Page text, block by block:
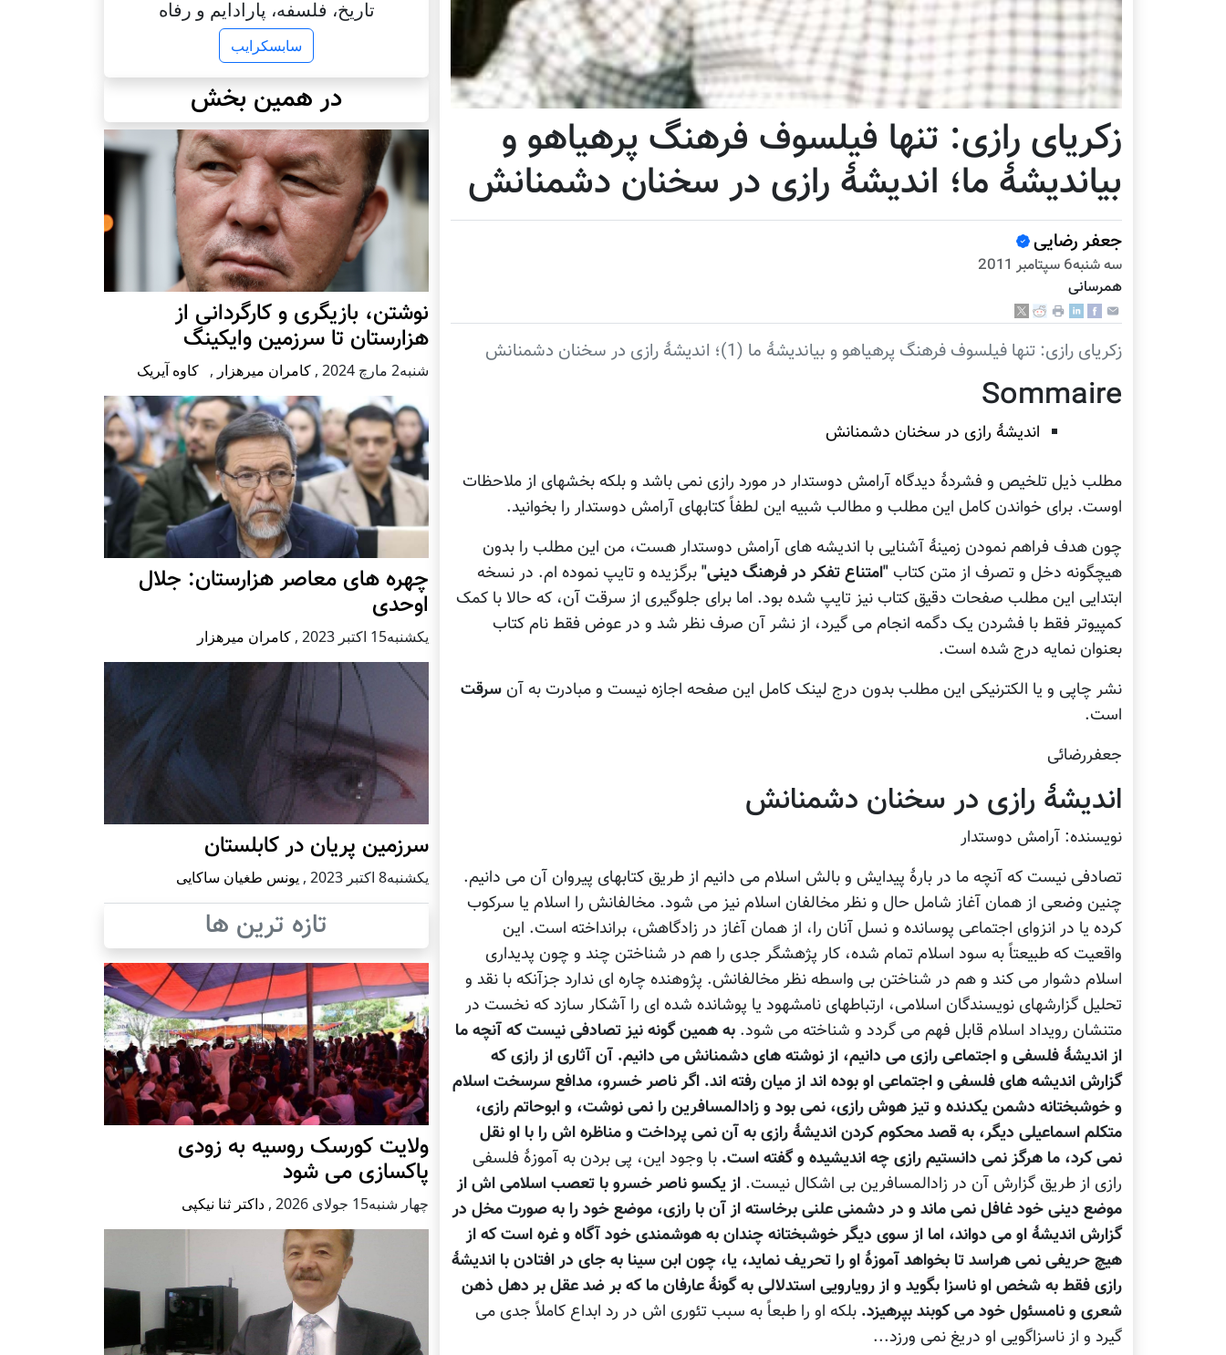
زکریای رازی: تنها فیلسوف فرهنگ پرهیاهو و
بی‏اندیشۀ ما؛ اندیشۀ رازی در سخنان دشمنانش
جعفر رضایی
سه شنبه6 سپتامبر 2011
همرسانی
زکریای رازی: تنها فیلسوف فرهنگ پرهیاهو و بی‏اندیشۀ ما (1)؛ اندیشۀ رازی در سخنان دشمنانش
Sommaire
اندیشۀ رازی در سخنان دشمنانش
مطلب ذیل تلخیص و فشردۀ دیدگاه آرامش دوستدار در مورد رازی نمی باشد و بلکه بخشهای از ملاحظات
اوست. برای خواندن کامل این مطلب و مطالب شبیه این لطفاً کتابهای آرامش دوستدار را بخوانید.
چون هدف فراهم نمودن زمینۀ آشنایی با اندیشه های آرامش دوستدار هست، من این مطلب را بدون
هیچگونه دخل و تصرف از متن کتاب "امتناع تفکر در فرهنگ دینی"برگزیده و تایپ نموده ام. در نسخه
ابتدایی این مطلب صفحات دقیق کتاب نیز تایپ شده بود. اما برای جلوگیری از سرقت آن، که حالا با کمک
کمپیوتر فقط با فشردن یک دگمه انجام می گیرد، از نشر آن صرف نظر شد و در عوض فقط نام کتاب
بعنوان نمایه درج شده است.
نشر چاپی و یا الکترنیکی این مطلب بدون درج لینک کامل این صفحه اجازه نیست و مبادرت به آن سرقت
است.
جعفررضائی
اندیشۀ رازی در سخنان دشمنانش
نویسنده: آرامش دوستدار
تصادفی نیست که آنچه ما در بارۀ پیدایش و بالش اسلام می دانیم از طریق کتابهای پیروان آن می دانیم.
چنین وضعی از همان آغاز شامل حال و نظر مخالفان اسلام نیز می شود. مخالفانش را اسلام یا سرکوب
کرده یا در انزوای اجتماعی پوسانده و نسل آنان را، از همان آغاز در زادگاهش، برانداخته است. این
واقعیت که طبیعتاً به سود اسلام تمام شده، کار پژهشگر جدی را هم در شناختن چند و چون پدیداری
اسلام دشوار می کند و هم در شناختن بی واسطه نظر مخالفانش. پژوهنده چاره ای ندارد جزآنکه با نقد و
تحلیل گزارشهای نویسندگان اسلامی، ارتباطهای نامشهود یا پوشانده شده ای را آشکار سازد که نخست در
متنشان رویداد اسلام قابل فهم می گردد و شناخته می شود. به همین گونه نیز تصادفی نیست که آنچه ما
از اندیشۀ فلسفی و اجتماعی رازی می دانیم، از نوشته های دشمنانش می دانیم. آن آثاری از رازی که
گزارش اندیشه های فلسفی و اجتماعی او بوده اند از میان رفته اند. اگر ناصر خسرو، مدافع سرسخت اسلام
و خوشبختانه دشمن یکدنده و تیز هوش رازی، نمی بود و زادالمسافرین را نمی نوشت، و ابوحاتم رازی،
متکلم اسماعیلی دیگر، به قصد محکوم کردن اندیشۀ رازی به آن نمی پرداخت و مناظره اش را با او نقل
نمی کرد، ما هرگز نمی دانستیم رازی چه اندیشیده و گفته است. با وجود این، پی بردن به آموزۀ فلسفی
رازی از طریق گزارش آن در زادالمسافرین بی اشکال نیست. از یکسو ناصر خسرو با تعصب اسلامی اش از
موضع دینی خود غافل نمی ماند و در دشمنی علنی برخاسته از آن با رازی، موضع خود را به صورت مخل در
گزارش اندیشۀ او می دواند، اما از سوی دیگر خوشبختانه چندان به هوشمندی خود آگاه و غره است که از
هیچ حریفی نمی هراسد تا بخواهد آموزۀ او را تحریف نماید، یا، چون ابن سینا به جای در افتادن با اندیشۀ
رازی فقط به شخص او ناسزا بگوید و از رویارویی استدلالی به گونۀ عارفان ما که بر ضد عقل بر دهل ذهن
شعری و نامسئول خود می کوبند بپرهیزد. بلکه او را طبعاً به سبب تئوری اش در رد ابداع کاملاً جدی می
گیرد و از ناسزاگویی او دریغ نمی ورزد...
تاریخ، فلسفه، پارادایم و رفاه
سابسکرایب
در همین بخش
نوشتن، بازیگری و کارگردانی از
هزارستان تا سرزمین وایکینگ
شنبه2 مارچ 2024 , کامران میرهزار , کاوه آیریک
چهره های معاصر هزارستان: جلال
اوحدی
يكشنبه15 اكتبر 2023 , کامران میرهزار
سرزمین پریان در کابلستان
يكشنبه8 اكتبر 2023 , یونس طغیان ساکایی
تازه ترین ها
ولایت کورسک روسیه به زودی
پاکسازی می شود
چهار شنبه15 جولای 2026 , داکتر ثنا نیکپی